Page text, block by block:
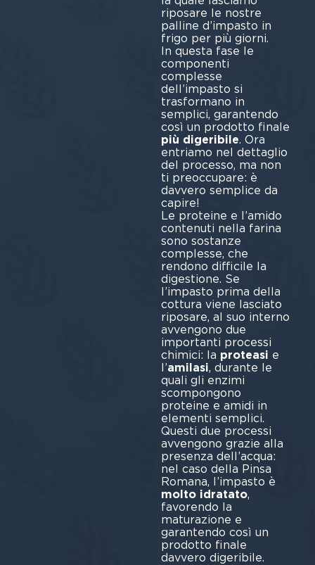
riposare le nostre
palline d’impasto in
frigo per più giorni.
In questa fase le
componenti
complesse
dell’impasto si
trasformano in
semplici, garantendo
così un prodotto finale
più digeribile. Ora
entriamo nel dettaglio
del processo, ma non
ti preoccupare: è
davvero semplice da
capire!
Le proteine e l’amido
contenuti nella farina
sono sostanze
complesse, che
rendono difficile la
digestione. Se
l’impasto prima della
cottura viene lasciato
riposare, al suo interno
avvengono due
importanti processi
chimici: la proteasi e
l’amilasi, durante le
quali gli enzimi
scompongono
proteine e amidi in
elementi semplici.
Questi due processi
avvengono grazie alla
presenza dell’acqua:
nel caso della Pinsa
Romana, l’impasto è
molto idratato,
favorendo la
maturazione e
garantendo così un
prodotto finale
davvero digeribile.